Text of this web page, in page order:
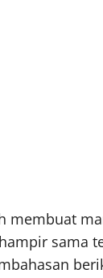
sama